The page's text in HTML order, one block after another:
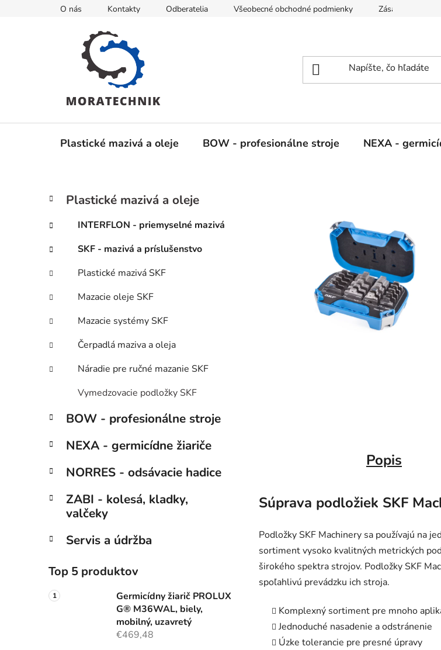
O nás Kontakty Odberatelia Všeobecné obchodné podmienky Zásady ochrany
Plastické mazivá a oleje BOW - profesionálne stroje NEXA -
B
č
ý
p
n
e
Preskočiť
kategórie
K
a
e
g
ó
r
e
Plastické mazivá a oleje
INTERFLON - priemyselné mazivá
SKF - mazivá a príslušenstvo
Plastické mazivá SKF
Mazacie oleje SKF
Mazacie systémy SKF
Čerpadlá maziva a oleja
Náradie pre ručné mazanie SKF
Vymedzovacie podložky SKF
BOW - profesionálne stroje
NEXA - germicídne žiariče
NORRES - odsávacie hadice
ZABI - kolesá, kladky,
valčeky
Servis a údržba
Top 5 produktov
Germicídny žiarič PROLUX
G® M36WAL, biely,
mobilný, uzavretý
€469,48
Popis
Súprava podložiek SKF
Podložky SKF Machinery sa používajú na
sortiment vysoko kvalitných metrických
širokého spektra strojov. Podložky SKF
spoľahlivú prevádzku ich stroja.
Komplexný sortiment pre mnoho
Jednoduché nasadenie a odstránenie
Úzke tolerancie pre presné úpravy